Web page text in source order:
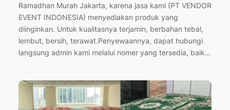
Ramadhan Murah Jakarta, karena jasa kami (PT VENDOR
EVENT INDONESIA) menyediakan produk yang
diinginkan. Untuk kualitasnya terjamin, berbahan tebal,
lembut, bersih, terawat.Penyewaannya, dapat hubungi
langsung admin kami melalui nomer yang tersedia, baik…